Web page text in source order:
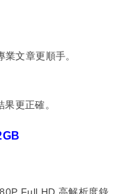
文章更順手。
更正確。